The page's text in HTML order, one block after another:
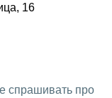
16
спрашивать про